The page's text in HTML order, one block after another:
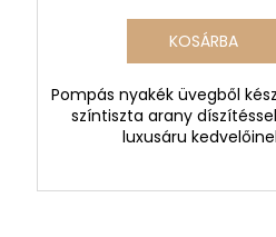
KOSÁRBA
Pompás nyakék üvegből
színtiszta arany
luxusáru